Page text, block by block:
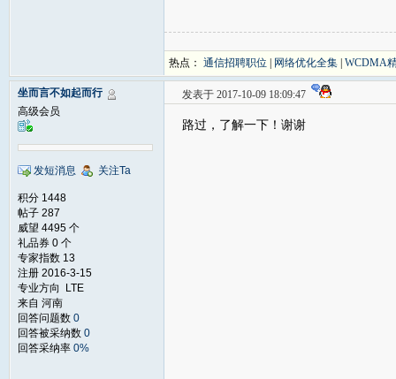
热点： 通信招聘职位 网络优化全集 WCDMA
坐而言不如起而行
高级会员
发短消息 关注Ta
积分 1448
帖子 287
威望 4495 个
礼品券 0 个
专家指数 13
注册 2016-3-15
专业方向 LTE
来自 河南
回答问题数 0
回答被采纳数 0
回答采纳率 0%
发表于 2017-10-09 18:09:47
路过，了解一下！谢谢